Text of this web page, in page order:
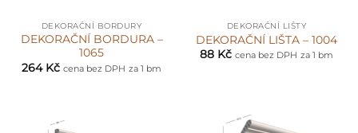
DEKORAČNÍ BORDURY
DEKORAČNÍ BORDURA –
1065
264 Kč cena bez DPH za 1 bm
DEKORAČNÍ LIŠTY
DEKORAČNÍ LIŠTA – 1004
88 Kč cena bez DPH za 1 bm